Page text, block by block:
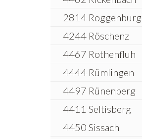
2814 Roggenburg
4244 Röschenz
4467 Rothenfluh
4444 Rümlingen
4497 Rünenberg
4411 Seltisberg
4450 Sissach